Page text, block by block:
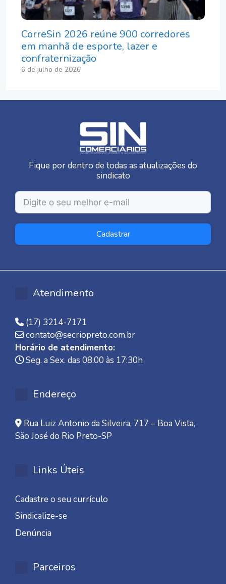
CorreSin 2026 reúne 900 corredores
em manhã de esporte, lazer e
confraternização
6 de julho de 2026
Fique por dentro de todas as atualizações do
sindicato
Cadastrar
Atendimento
(17) 3214-7171
contato@secriopreto.com.br
Horário de atendimento:
Seg. a Sex. das 08:00 às 17:30h
Endereço
Rua Luiz Antonio da Silveira, 717 – Boa Vista,
São José do Rio Preto-SP
Links Úteis
Cadastre o seu currículo
Sindicalize-se
Denúncia
Parceiros